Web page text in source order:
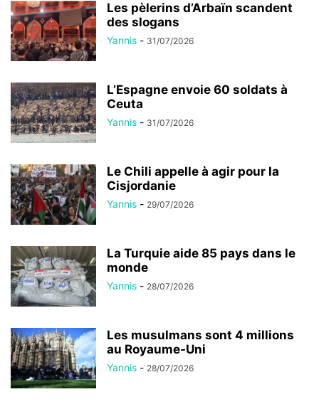
Les pèlerins d’Arbaïn scandent
des slogans
Yannis - 31/07/2026
L’Espagne envoie 60 soldats à
Ceuta
Yannis - 31/07/2026
Le Chili appelle à agir pour la
Cisjordanie
Yannis - 29/07/2026
La Turquie aide 85 pays dans le
monde
Yannis - 28/07/2026
Les musulmans sont 4 millions
au Royaume-Uni
Yannis - 28/07/2026